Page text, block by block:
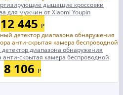
дышащие кроссовки
для мужчин от Xiaomi Youpin
12 445 ₽
диапазона обнаружения
анти-скрытая камера беспроводной
8 106 ₽